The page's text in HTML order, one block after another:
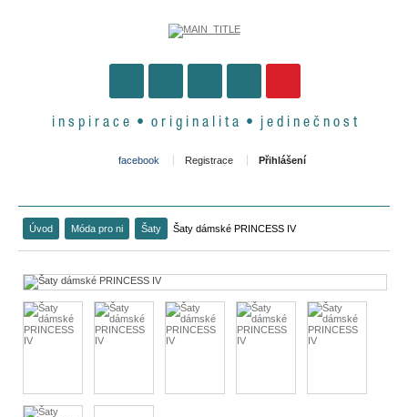
i n s p i r a c e • o r i g i n a l i t a • j e d i n e č n o s t
facebook Registrace Přihlášení
Úvod Móda pro ni Šaty Šaty dámské PRINCESS IV